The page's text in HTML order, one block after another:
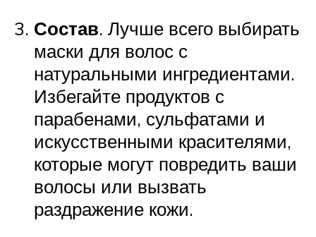
Состав. Лучше всего выбирать
маски для волос с
натуральными ингредиентами.
Избегайте продуктов с
парабенами, сульфатами и
искусственными красителями,
которые могут повредить ваши
волосы или вызвать
раздражение кожи.